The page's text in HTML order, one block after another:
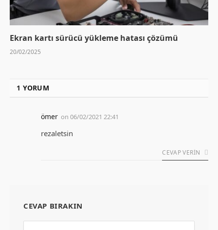
Ekran kartı sürücü yükleme hatası çözümü
20/02/2025
1 YORUM
ömer on 06/02/2021 22:41
rezaletsin
CEVAP VERIN
CEVAP BIRAKIN